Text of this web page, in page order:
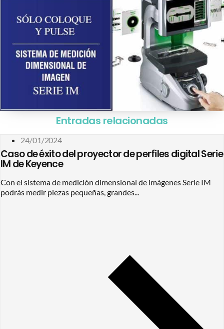
Entradas relacionadas
24/01/2024
Caso de éxito del proyector de perfiles digital Serie
IM de Keyence
Con el sistema de medición dimensional de imágenes Serie IM
podrás medir piezas pequeñas, grandes...